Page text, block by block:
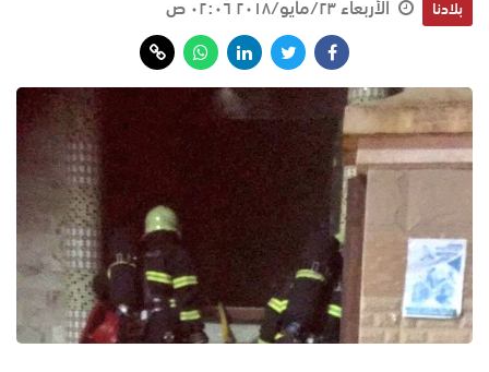
بلادنا الأربعاء ٢٣/مايو/٢٠١٨ ٠٢:٠٦ ص